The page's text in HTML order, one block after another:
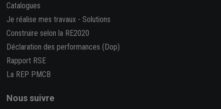
Catalogues
Je réalise mes travaux - Solutions
Construire selon la RE2020
Déclaration des performances (Dop)
Rapport RSE
La REP PMCB
Nous suivre